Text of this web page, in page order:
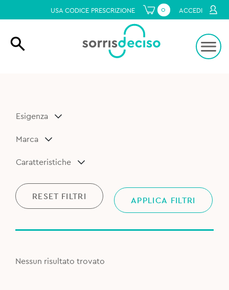
USA CODICE PRESCRIZIONE 0 ACCEDI
Esigenza
Marca
Caratteristiche
RESET FILTRI APPLICA FILTRI
Nessun risultato trovato